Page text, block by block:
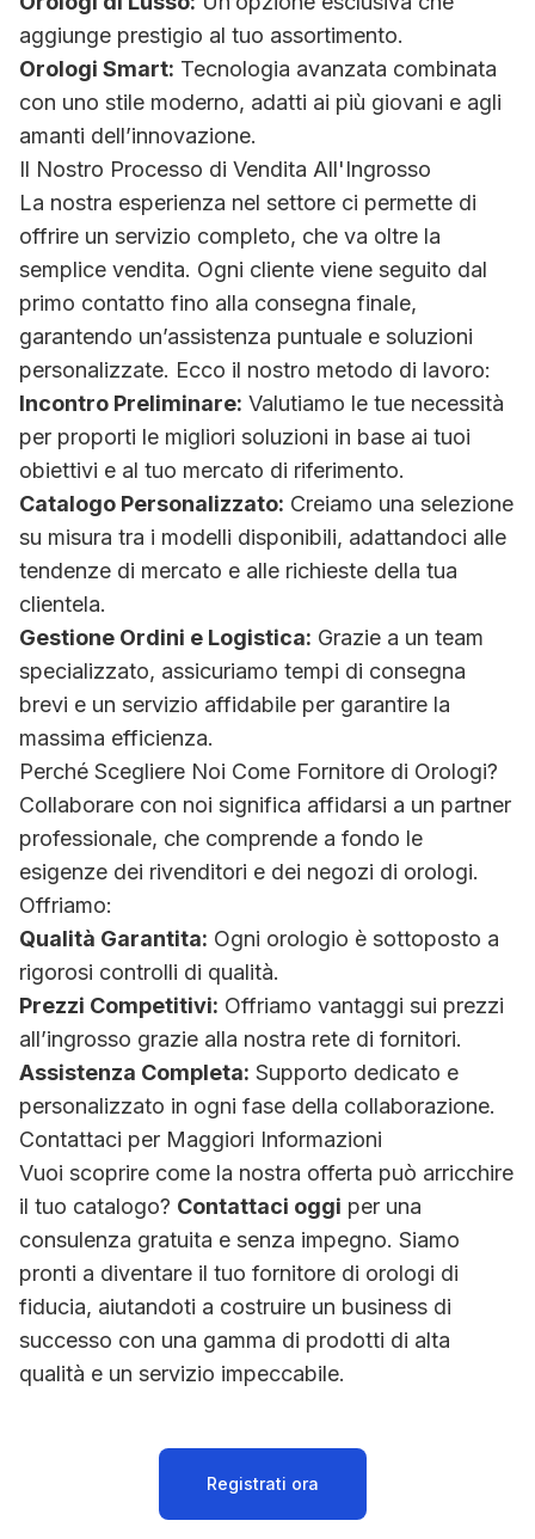
aggiunge prestigio al tuo assortimento.
Orologi Smart: Tecnologia avanzata combinata
con uno stile moderno, adatti ai più giovani e agli
amanti dell’innovazione.
Il Nostro Processo di Vendita All'Ingrosso
La nostra esperienza nel settore ci permette di
offrire un servizio completo, che va oltre la
semplice vendita. Ogni cliente viene seguito dal
primo contatto fino alla consegna finale,
garantendo un’assistenza puntuale e soluzioni
personalizzate. Ecco il nostro metodo di lavoro:
Incontro Preliminare: Valutiamo le tue necessità
per proporti le migliori soluzioni in base ai tuoi
obiettivi e al tuo mercato di riferimento.
Catalogo Personalizzato: Creiamo una selezione
su misura tra i modelli disponibili, adattandoci alle
tendenze di mercato e alle richieste della tua
clientela.
Gestione Ordini e Logistica: Grazie a un team
specializzato, assicuriamo tempi di consegna
brevi e un servizio affidabile per garantire la
massima efficienza.
Perché Scegliere Noi Come Fornitore di Orologi?
Collaborare con noi significa affidarsi a un partner
professionale, che comprende a fondo le
esigenze dei rivenditori e dei negozi di orologi.
Offriamo:
Qualità Garantita: Ogni orologio è sottoposto a
rigorosi controlli di qualità.
Prezzi Competitivi: Offriamo vantaggi sui prezzi
all’ingrosso grazie alla nostra rete di fornitori.
Assistenza Completa: Supporto dedicato e
personalizzato in ogni fase della collaborazione.
Contattaci per Maggiori Informazioni
Vuoi scoprire come la nostra offerta può arricchire
il tuo catalogo? Contattaci oggi per una
consulenza gratuita e senza impegno. Siamo
pronti a diventare il tuo fornitore di orologi di
fiducia, aiutandoti a costruire un business di
successo con una gamma di prodotti di alta
qualità e un servizio impeccabile.
Registrati ora